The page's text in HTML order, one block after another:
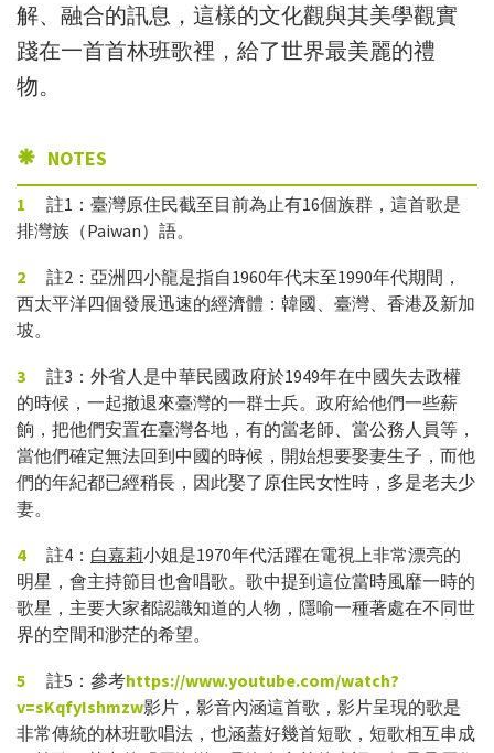
解、融合的訊息，這樣的文化觀與其美學觀實
踐在一首首林班歌裡，給了世界最美麗的禮
物。
NOTES
1
註1：臺灣原住民截至目前為止有16個族群，這首歌是
排灣族（Paiwan）語。
2
註2：亞洲四小龍是指自1960年代末至1990年代期間，
西太平洋四個發展迅速的經濟體：韓國、臺灣、香港及新加
坡。
3
註3：外省人是中華民國政府於1949年在中國失去政權
的時候，一起撤退來臺灣的一群士兵。政府給他們一些薪
餉，把他們安置在臺灣各地，有的當老師、當公務人員等，
當他們確定無法回到中國的時候，開始想要娶妻生子，而他
們的年紀都已經稍長，因此娶了原住民女性時，多是老夫少
妻。
4 註4： 白嘉莉小姐是1970年代活躍在電視上非常漂亮的
明星，會主持節目也會唱歌。歌中提到這位當時風靡一時的
歌星，主要大家都認識知道的人物，隱喻一種著處在不同世
界的空間和渺茫的希望。
5 註5：參考https://www.youtube.com/watch?
v=sKqfyIshmzw影片，影音內涵這首歌，影片呈現的歌是
非常傳統的林班歌唱法，也涵蓋好幾首短歌，短歌相互串成